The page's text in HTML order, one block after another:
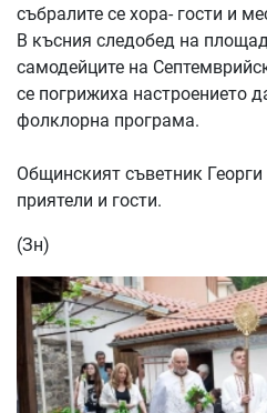
събралите се хора- гости и
В късния следобед на
самодейците на
се погрижиха настроението
фолклорна програма.
Общинският съветник
приятели и гости.
(Зн)